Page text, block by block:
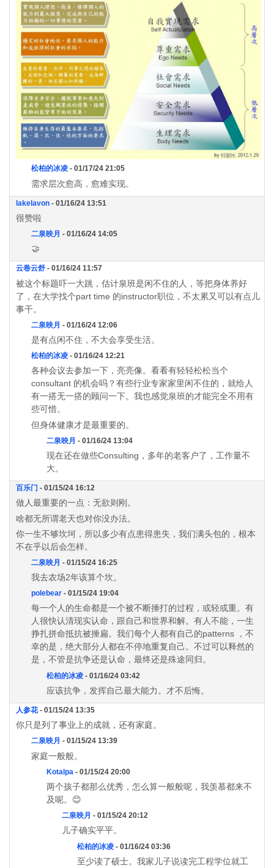
松柏的冰凌 - 01/17/24 21:05
需求层次愈高，愈难实现。
lakelavon - 01/16/24 13:51
很赞啦
二泉映月 - 01/16/24 14:05
🤝
云卷云舒 - 01/16/24 11:57
被这个标题吓一大跳，估计泉班是闲不住的人，等把身体养好
了，在大学找个part time 的instructor职位，不太累又可以有点儿
事干。
二泉映月 - 01/16/24 12:06
是有点闲不住，不大会享受生活。
松柏的冰凌 - 01/16/24 12:21
各种会议去参加一下，亮亮像。看看有轻轻松松当个
consultant 的机会吗？有些行业专家家里闲不住的，就给人
有一搭无一搭的顾问一下。我也感觉泉班的才能完全不用有
些可惜。
但身体健康才是最重要的。
二泉映月 - 01/16/24 13:04
现在还在做些Consulting，多年的老客户了，工作量不
大。
百乐门 - 01/15/24 16:12
做人最重要的一点：无欲则刚。
啥都无所谓老天也对你没办法。
你一生不够坎坷，所以多少有点患得患失，我们满头包的，根本
不在乎以后会怎样。
二泉映月 - 01/15/24 16:25
我去农场2年该算个坎。
polebear - 01/15/24 19:04
每一个人的生命都是一个被不断捶打的过程，或轻或重。有
人很快认清现实认命，跟自己和世界和解。有人不能，一生
挣扎拼命抵抗被捶扁。我们每个人都有自己的patterns ，不
幸的是，绝大部分人都在不停地重复自己。不过可以释然的
是，不管是抗争还是认命，最终还是殊途同归。
松柏的冰凌 - 01/16/24 03:42
应该抗争，发挥自己最大能力。才不后悔。
人参花- 01/15/24 13:35
你只是列了事业上的成就，还有家庭。
二泉映月 - 01/15/24 13:39
家庭一般般。
Kotalpa - 01/15/24 20:00
两个孩子都那么优秀，怎么算一般般呢，我羡慕都来不
及呢。😊
二泉映月 - 01/15/24 20:12
儿子确实平平。
松柏的冰凌 - 01/16/24 03:36
至少读了硕士。我家儿子说读完工程学位就工